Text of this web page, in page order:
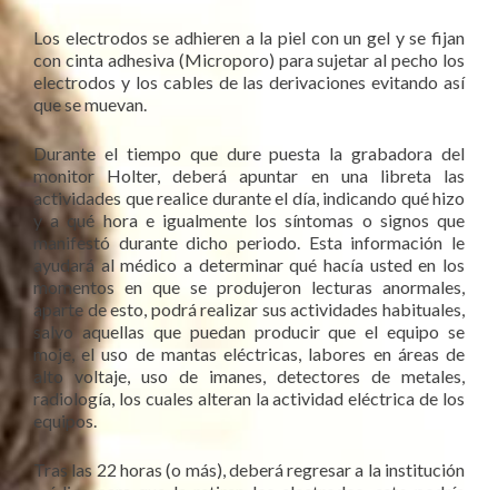
Los electrodos se adhieren a la piel con un gel y se fijan
con cinta adhesiva (Microporo) para sujetar al pecho los
electrodos y los cables de las derivaciones evitando así
que se muevan.
Durante el tiempo que dure puesta la grabadora del
monitor Holter, deberá apuntar en una libreta las
actividades que realice durante el día, indicando qué hizo
y a qué hora e igualmente los síntomas o signos que
manifestó durante dicho periodo. Esta información le
ayudará al médico a determinar qué hacía usted en los
momentos en que se produjeron lecturas anormales,
aparte de esto, podrá realizar sus actividades habituales,
salvo aquellas que puedan producir que el equipo se
moje, el uso de mantas eléctricas, labores en áreas de
alto voltaje, uso de imanes, detectores de metales,
radiología, los cuales alteran la actividad eléctrica de los
equipos.
Tras las 22 horas (o más), deberá regresar a la institución